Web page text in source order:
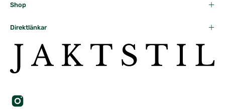
Shop
Direktlänkar